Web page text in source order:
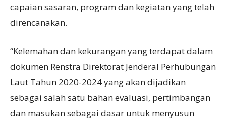
capaian sasaran, program dan kegiatan yang telah
direncanakan.
“Kelemahan dan kekurangan yang terdapat dalam
dokumen Renstra Direktorat Jenderal Perhubungan
Laut Tahun 2020-2024 yang akan dijadikan
sebagai salah satu bahan evaluasi, pertimbangan
dan masukan sebagai dasar untuk menyusun